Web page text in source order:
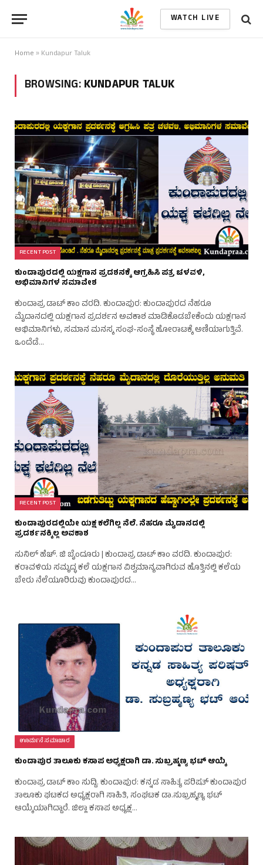
WATCH LIVE
Home » Kundapur Taluk
BROWSING:KUNDAPUR TALUK
RECENT POST
ಕುಂದಾಪುರದಲ್ಲಿ ಯಕ್ಷಗಾನ ಪ್ರದಶನಕ್ಕೆ ಆಗ್ರಹಿಸಿ ಪತ್ರ ಚಳವಳಿ,
ಅಭಿಮಾನಿಗಳ ಸಮಾವೇಶ
ಕುಂದಾಪ್ರ ಡಾಟ್ ಕಾಂ ವರದಿ. ಕುಂದಾಪುರ: ಕುಂದಾಪುರದ ನೆಹರೂ
ಮೈದಾನದಲ್ಲಿ ಯಕ್ಷಗಾನ ಪ್ರದರ್ಶನ ಅವಕಾಶ ಮಾಡಿಕೊಡಬೇಕೆಂದು ಯಕ್ಷಗಾನ
ಅಭಿಮಾನಿಗಳು, ಸಮಾನ ಮನಸ್ಕ ಸಂಘ-ಸಂಸ್ಥೆ ಹೋರಾಟಕ್ಕೆ ಅಣಿಯಾಗುತ್ತಿವೆ.
ಒಂದೆಡೆ…
RECENT POST
ಕುಂದಾಪುರದಲ್ಲಿಯೇ ಯಕ್ಷ ಕಲೆಗಿಲ್ಲ ನೆಲೆ. ನೆಹರೂ ಮೈದಾನದಲ್ಲಿ
ಪ್ರದರ್ಶನಕ್ಕಿಲ್ಲ ಅವಕಾಶ
ಸುನಿಲ್ ಹೆಚ್. ಜಿ ಬೈಂದೂರು | ಕುಂದಾಪ್ರ ಡಾಟ್ ಕಾಂ ವರದಿ. ಕುಂದಾಪುರ:
ಕರಾವಳಿಯ ಸಮೃದ್ಧ ಕಲೆ ಯಕ್ಷಗಾನ ವಿಶ್ವಮಾನ್ಯವಾಗಿರುವ ಹೊತ್ತಿನಲ್ಲಿ ಕಲೆಯ
ಬೇರು ನೆಲೆಯೂರಿರುವು ಕುಂದಾಪುರದ…
ಊರ್ಮನೆ ಸಮಾಚಾರ
ಕುಂದಾಪುರ ತಾಲೂಕು ಕಸಾಪ ಅಧ್ಯಕ್ಷರಾಗಿ ಡಾ. ಸುಬ್ರಹ್ಮಣ್ಯ ಭಟ್ ಆಯ್ಕೆ
ಕುಂದಾಪ್ರ ಡಾಟ್ ಕಾಂ ಸುದ್ದಿ. ಕುಂದಾಪುರ: ಕನ್ನಡ ಸಾಹಿತ್ಯ ಪರಿಷತ್ ಕುಂದಾಪುರ
ತಾಲೂಕು ಘಟಕದ ಅಧ್ಯಕ್ಷರಾಗಿ ಸಾಹಿತಿ, ಸಂಘಟಕ ಡಾ.ಸುಬ್ರಹ್ಮಣ್ಯ ಭಟ್
ಆಯ್ಕೆಯಾಗಿದ್ದಾರೆ. ಜಿಲ್ಲಾ ಕಸಾಪ ಅಧ್ಯಕ್ಷ…